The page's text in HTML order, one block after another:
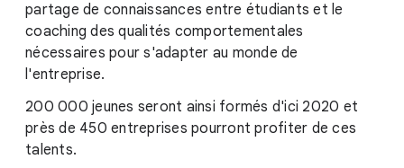
partage de connaissances entre étudiants et le
coaching des qualités comportementales
nécessaires pour s'adapter au monde de
l'entreprise.
200 000 jeunes seront ainsi formés d'ici 2020 et
près de 450 entreprises pourront profiter de ces
talents.